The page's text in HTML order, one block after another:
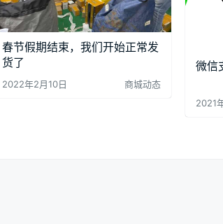
春节假期结束，我们开始正常发
货了
2022年2月10日 商城动态
微信
2021